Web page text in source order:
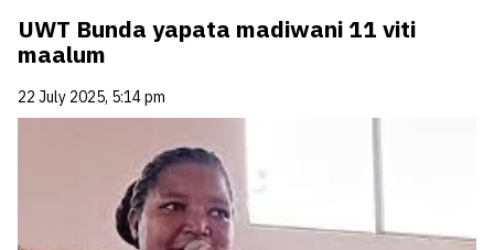
UWT Bunda yapata madiwani 11 viti
maalum
22 July 2025, 5:14 pm